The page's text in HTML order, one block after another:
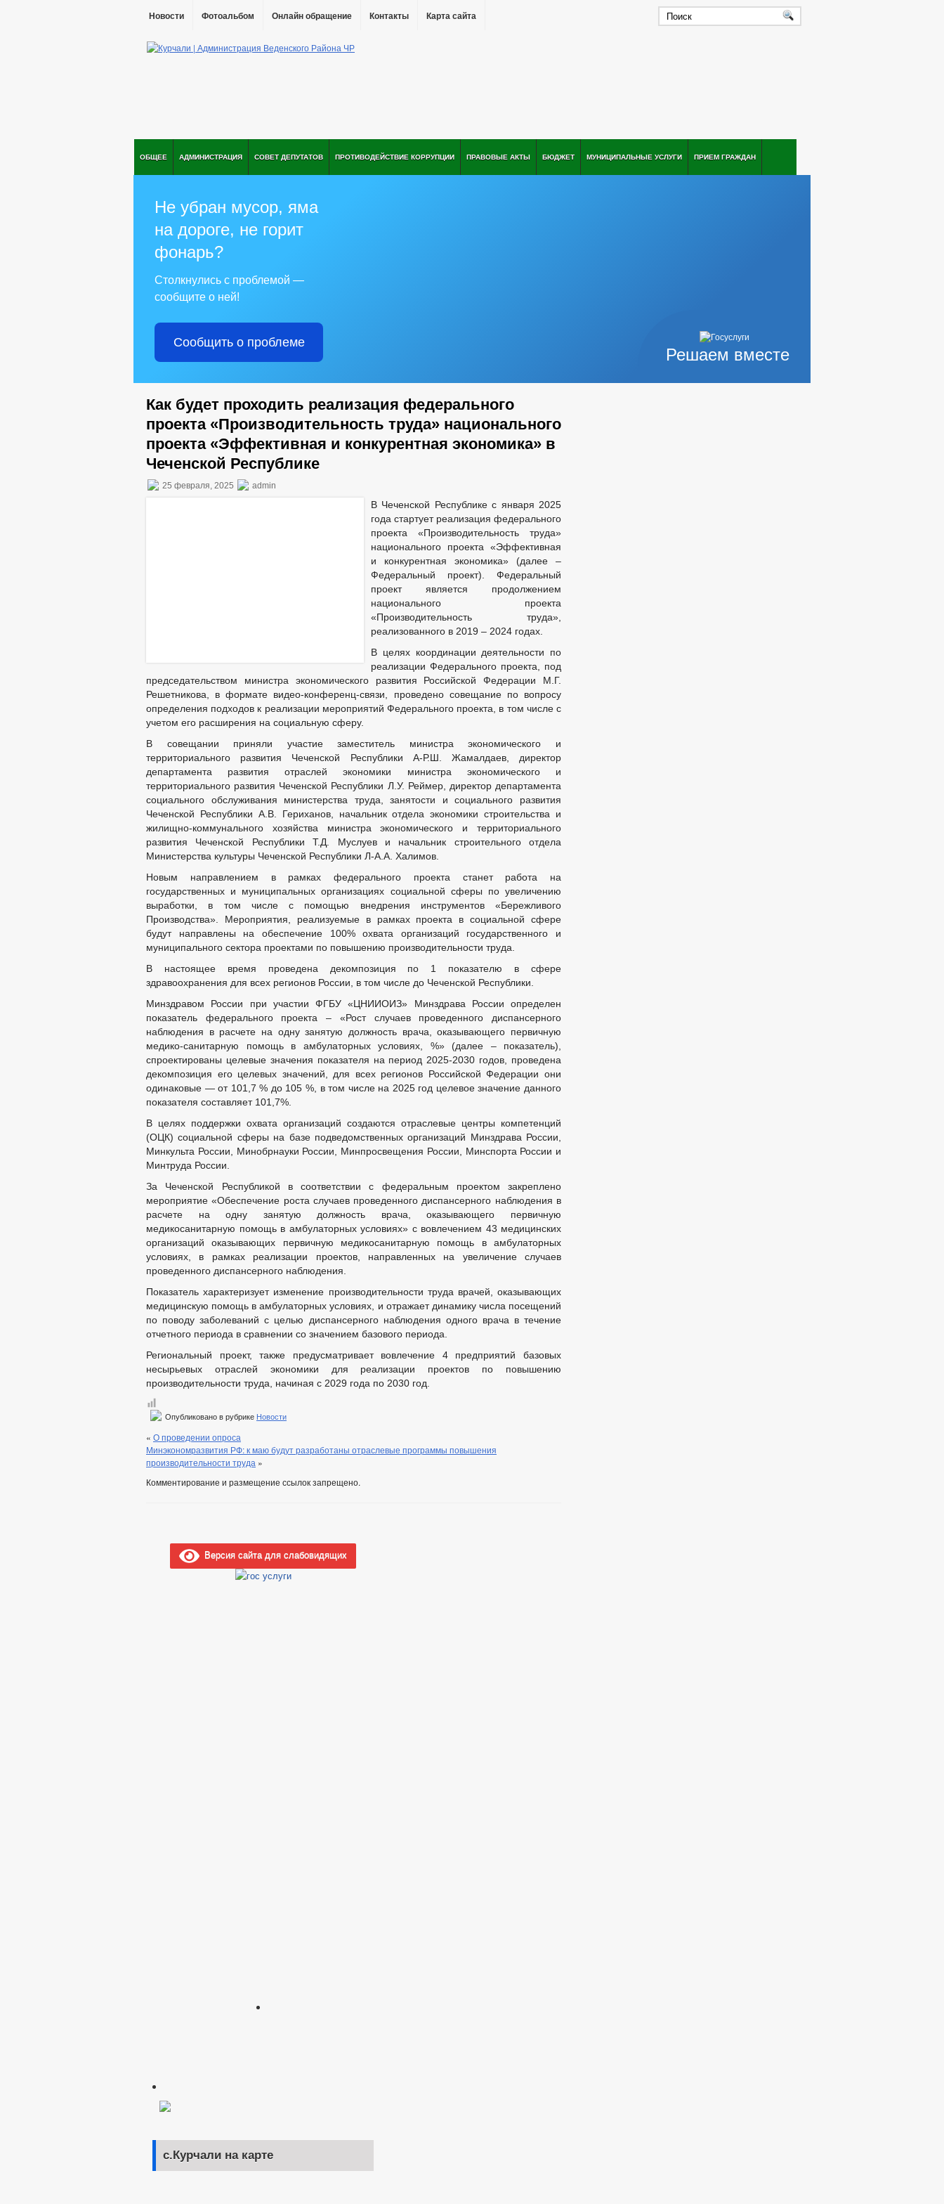
Новости Фотоальбом Онлайн обращение Контакты Карта сайта
ОБЩЕЕ АДМИНИСТРАЦИЯ СОВЕТ ДЕПУТАТОВ ПРОТИВОДЕЙСТВИЕ КОРРУПЦИИ ПРАВОВЫЕ АКТЫ БЮДЖЕТ МУНИЦИПАЛЬНЫЕ УСЛУГИ ПРИЕМ ГРАЖДАН
Решаем вместе
Не убран мусор, яма
на дороге, не горит
фонарь?
Столкнулись с проблемой —
сообщите о ней!
Сообщить о проблеме
Как будет проходить реализация федерального
проекта «Производительность труда» национального
проекта «Эффективная и конкурентная экономика» в
Чеченской Республике
25 февраля, 2025 admin
В Чеченской Республике с января 2025
года стартует реализация федерального
проекта «Производительность труда»
национального проекта «Эффективная
и конкурентная экономика» (далее –
Федеральный проект). Федеральный
проект является продолжением
национального проекта
«Производительность труда»,
реализованного в 2019 – 2024 годах.
В целях координации деятельности по
реализации Федерального проекта, под
председательством министра экономического развития Российской Федерации М.Г.
Решетникова, в формате видео-конференц-связи, проведено совещание по вопросу
определения подходов к реализации мероприятий Федерального проекта, в том числе с
учетом его расширения на социальную сферу.
В совещании приняли участие заместитель министра экономического и
территориального развития Чеченской Республики А-Р.Ш. Жамалдаев, директор
департамента развития отраслей экономики министра экономического и
территориального развития Чеченской Республики Л.У. Реймер, директор департамента
социального обслуживания министерства труда, занятости и социального развития
Чеченской Республики А.В. Гериханов, начальник отдела экономики строительства и
жилищно-коммунального хозяйства министра экономического и территориального
развития Чеченской Республики Т.Д. Муслуев и начальник строительного отдела
Министерства культуры Чеченской Республики Л-А.А. Халимов.
Новым направлением в рамках федерального проекта станет работа на
государственных и муниципальных организациях социальной сферы по увеличению
выработки, в том числе с помощью внедрения инструментов «Бережливого
Производства». Мероприятия, реализуемые в рамках проекта в социальной сфере
будут направлены на обеспечение 100% охвата организаций государственного и
муниципального сектора проектами по повышению производительности труда.
В настоящее время проведена декомпозиция по 1 показателю в сфере
здравоохранения для всех регионов России, в том числе до Чеченской Республики.
Минздравом России при участии ФГБУ «ЦНИИОИЗ» Минздрава России определен
показатель федерального проекта – «Рост случаев проведенного диспансерного
наблюдения в расчете на одну занятую должность врача, оказывающего первичную
медико-санитарную помощь в амбулаторных условиях, %» (далее – показатель),
спроектированы целевые значения показателя на период 2025-2030 годов, проведена
декомпозиция его целевых значений, для всех регионов Российской Федерации они
одинаковые — от 101,7 % до 105 %, в том числе на 2025 год целевое значение данного
показателя составляет 101,7%.
В целях поддержки охвата организаций создаются отраслевые центры компетенций
(ОЦК) социальной сферы на базе подведомственных организаций Минздрава России,
Минкульта России, Минобрнауки России, Минпросвещения России, Минспорта России и
Минтруда России.
За Чеченской Республикой в соответствии с федеральным проектом закреплено
мероприятие «Обеспечение роста случаев проведенного диспансерного наблюдения в
расчете на одну занятую должность врача, оказывающего первичную
медикосанитарную помощь в амбулаторных условиях» с вовлечением 43 медицинских
организаций оказывающих первичную медикосанитарную помощь в амбулаторных
условиях, в рамках реализации проектов, направленных на увеличение случаев
проведенного диспансерного наблюдения.
Показатель характеризует изменение производительности труда врачей, оказывающих
медицинскую помощь в амбулаторных условиях, и отражает динамику числа посещений
по поводу заболеваний с целью диспансерного наблюдения одного врача в течение
отчетного периода в сравнении со значением базового периода.
Региональный проект, также предусматривает вовлечение 4 предприятий базовых
несырьевых отраслей экономики для реализации проектов по повышению
производительности труда, начиная с 2029 года по 2030 год.
Опубликовано в рубрике Новости
« О проведении опроса
Минэкономразвития РФ: к маю будут разработаны отраслевые программы повышения
производительности труда »
Комментирование и размещение ссылок запрещено.
Версия сайта для слабовидящих
с.Курчали на карте